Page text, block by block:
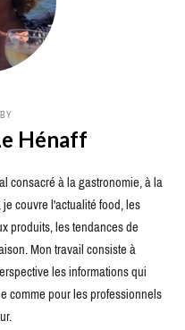
Hénaff
consacré à la gastronomie, à la
couvre l'actualité food, les
produits, les tendances de
Mon travail consiste à
les informations qui
comme pour les professionnels